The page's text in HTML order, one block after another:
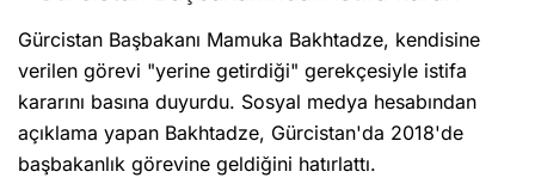
Gürcistan Başbakanı Mamuka Bakhtadze, kendisine
verilen görevi "yerine getirdiği" gerekçesiyle istifa
kararını basına duyurdu. Sosyal medya hesabından
açıklama yapan Bakhtadze, Gürcistan'da 2018'de
başbakanlık görevine geldiğini hatırlattı.